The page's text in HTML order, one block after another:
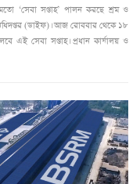
‘সেবা সপ্তাহ’ পালন করছে শ্রম ও
অধিদপ্তর (ডাইফ)। আজ রোববার থেকে ১৮
এই সেবা সপ্তাহ। প্রধান কার্যালয় ও